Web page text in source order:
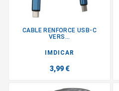
CABLE RENFORCE USB-C
VERS...
IMDICAR
3,99 €